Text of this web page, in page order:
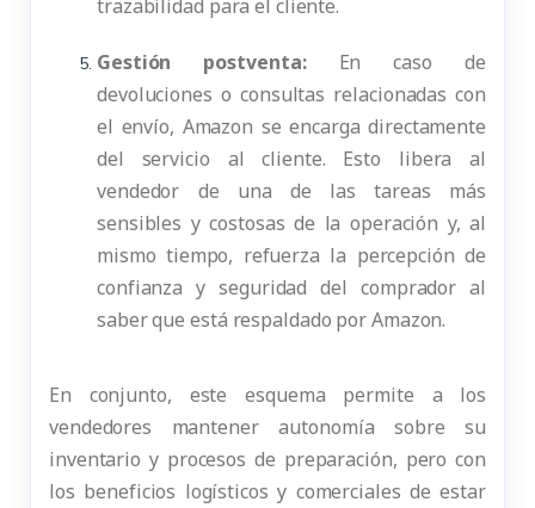
trazabilidad para el cliente.
Gestión postventa:En caso de
devoluciones o consultas relacionadas con
el envío, Amazon se encarga directamente
del servicio al cliente. Esto libera al
vendedor de una de las tareas más
sensibles y costosas de la operación y, al
mismo tiempo, refuerza la percepción de
confianza y seguridad del comprador al
saber que está respaldado por Amazon.
En conjunto, este esquema permite a los
vendedores mantener autonomía sobre su
inventario y procesos de preparación, pero con
los beneficios logísticos y comerciales de estar